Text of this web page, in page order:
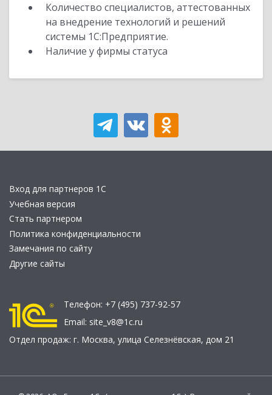
Количество специалистов, аттестованных
на внедрение технологий и решений
системы 1С:Предприятие.
Наличие у фирмы статуса
Вход для партнеров 1С
Учебная версия
Стать партнером
Политика конфиденциальности
Замечания по сайту
Другие сайты
Телефон: +7 (495) 737-92-57
Email: site_v8@1c.ru
Отдел продаж: г. Москва, улица Селезнёвская, дом 21